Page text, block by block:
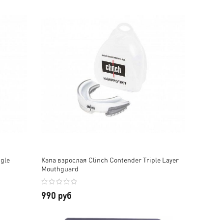
Капа взрослая Clinch Contender Triple Layer
Mouthguard
990 руб